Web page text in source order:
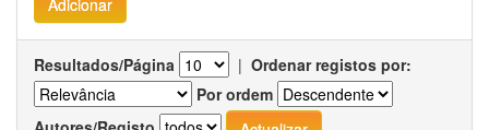
Resultados/Página | Ordenar registos por:
Por ordem